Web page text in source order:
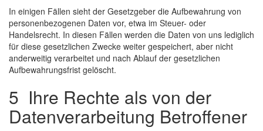
In einigen Fällen sieht der Gesetzgeber die Aufbewahrung von
personenbezogenen Daten vor, etwa im Steuer- oder
Handelsrecht. In diesen Fällen werden die Daten von uns lediglich
für diese gesetzlichen Zwecke weiter gespeichert, aber nicht
anderweitig verarbeitet und nach Ablauf der gesetzlichen
Aufbewahrungsfrist gelöscht.
5 Ihre Rechte als von der
Datenverarbeitung Betroffener